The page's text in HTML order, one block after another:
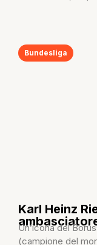
Bundesliga
Karl Heinz
Un’icona del
(campione del